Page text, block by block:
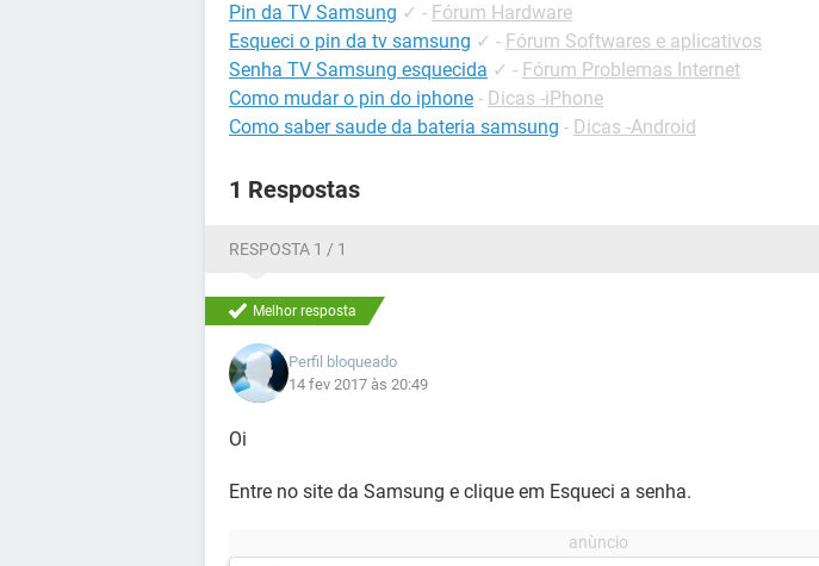
Pin da TV Samsung ✓ - Fórum Hardware
Esqueci o pin da tv samsung ✓ - Fórum Softwares e aplicativos
Senha TV Samsung esquecida ✓ - Fórum Problemas Internet
Como mudar o pin do iphone - Dicas -iPhone
Como saber saude da bateria samsung - Dicas -Android
1 Respostas
RESPOSTA 1 / 1
Melhor resposta
Perfil bloqueado
14 fev 2017 às 20:49
Oi
Entre no site da Samsung e clique em Esqueci a senha.